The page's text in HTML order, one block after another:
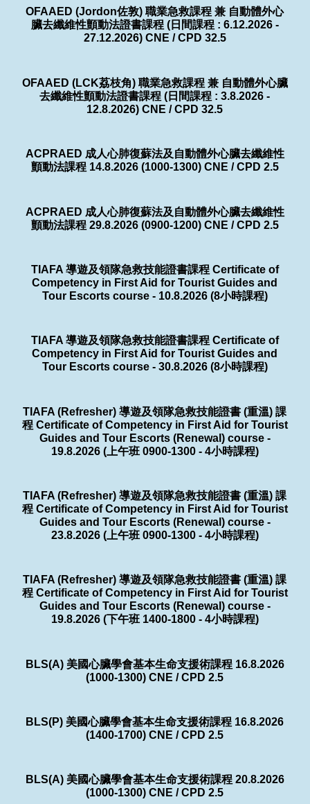
OFAAED (Jordon佐敦) 職業急救課程 兼 自動體外心
臟去纖維性顫動法證書課程 (日間課程 : 6.12.2026 -
27.12.2026) CNE / CPD 32.5
OFAAED (LCK荔枝角) 職業急救課程 兼 自動體外心臟
去纖維性顫動法證書課程 (日間課程 : 3.8.2026 -
12.8.2026) CNE / CPD 32.5
ACPRAED 成人心肺復蘇法及自動體外心臟去纖維性
顫動法課程 14.8.2026 (1000-1300) CNE / CPD 2.5
ACPRAED 成人心肺復蘇法及自動體外心臟去纖維性
顫動法課程 29.8.2026 (0900-1200) CNE / CPD 2.5
TIAFA 導遊及領隊急救技能證書課程 Certificate of
Competency in First Aid for Tourist Guides and
Tour Escorts course - 10.8.2026 (8小時課程)
TIAFA 導遊及領隊急救技能證書課程 Certificate of
Competency in First Aid for Tourist Guides and
Tour Escorts course - 30.8.2026 (8小時課程)
TIAFA (Refresher) 導遊及領隊急救技能證書 (重溫) 課
程 Certificate of Competency in First Aid for Tourist
Guides and Tour Escorts (Renewal) course -
19.8.2026 (上午班 0900-1300 - 4小時課程)
TIAFA (Refresher) 導遊及領隊急救技能證書 (重溫) 課
程 Certificate of Competency in First Aid for Tourist
Guides and Tour Escorts (Renewal) course -
23.8.2026 (上午班 0900-1300 - 4小時課程)
TIAFA (Refresher) 導遊及領隊急救技能證書 (重溫) 課
程 Certificate of Competency in First Aid for Tourist
Guides and Tour Escorts (Renewal) course -
19.8.2026 (下午班 1400-1800 - 4小時課程)
BLS(A) 美國心臟學會基本生命支援術課程 16.8.2026
(1000-1300) CNE / CPD 2.5
BLS(P) 美國心臟學會基本生命支援術課程 16.8.2026
(1400-1700) CNE / CPD 2.5
BLS(A) 美國心臟學會基本生命支援術課程 20.8.2026
(1000-1300) CNE / CPD 2.5